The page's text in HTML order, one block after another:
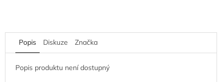
Popis Diskuze Značka
Popis produktu není dostupný